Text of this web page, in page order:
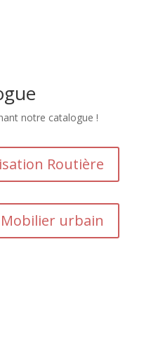
notre catalogue !
Routière
Mobilier urbain